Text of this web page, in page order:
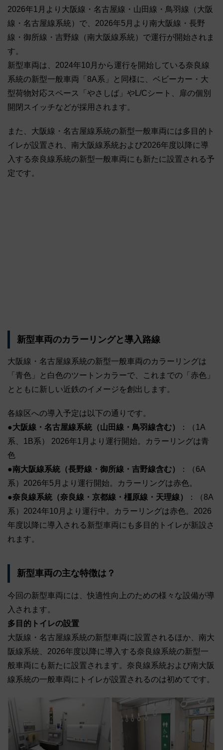
2026年1月より大阪線・名古屋線・山田線・鳥羽線（大阪
線・名古屋線系統）で、2026年5月より南大阪線・長野
線・御所線・吉野線（南大阪線系統）で運行が開始されま
す。
新型車両は、2024年10月から運行を開始している奈良線
系統の新型一般車両「8A系」と同様に、ベビーカー・大
型荷物対応スペース「やさしば」やL/Cシート、扉の個別
開閉スイッチなどが採用されます。
また、大阪線・名古屋線系統の新型一般車両には多目的ト
イレが設置され、南大阪線系統および2026年度以降に導
入する奈良線系統の新型一般車両にも新たに設置される予
定です。
新型車両のカラーリングと導入路線
大阪線・名古屋線系統の新型一般車両のカラーリングは
「青色」と白色のツートンカラーで、これまでの「赤色」
とともに新しい近鉄のイメージを創出します。
各線区への導入予定は以下の通りです。
●大阪線・名古屋線系統（山田線・鳥羽線含む）
：（1A
系、1B系） 2026年1月より運行開始。カラーリングは青
色
●南大阪線系統（長野線・御所線・吉野線含む）
：（6A
系）2026年5月より運行開始。カラーリングは赤色。
●奈良線系統（奈良線・京都線・橿原線・天理線）
：（8A
系）2024年10月より運行中。カラーリングは赤色。2026
年度以降に導入される新型車両にも多目的トイレが新設さ
れます。
新型車両の主な特徴は？
今回の新型車両には、快適性向上のための様々な設備が導
入されます。
多目的トイレの設置
大阪線・名古屋線系統の新型車両に設置されるほか、南大
阪線系統、2026年度以降に導入する奈良線系統の新型一
般車両にも新たに設置されます。奈良線系統および南大阪
線系統の一般車両にトイレが設置されるのは初めてです。